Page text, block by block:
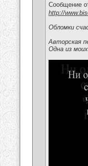
Сообщение
http://
Обломки
Авторская
Одна из